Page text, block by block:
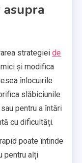
strategiei de
și modifica
înlocuirile
slăbiciunile
pentru a întări
cu dificultăți.
poate întinde
pentru alți